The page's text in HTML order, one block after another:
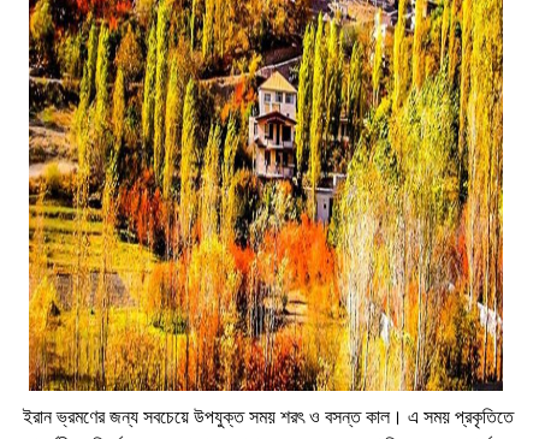
ইরান ভ্রমণের জন্য সবচেয়ে উপযুক্ত সময় শরৎ ও বসন্ত কাল। এ সময় প্রকৃতিতে